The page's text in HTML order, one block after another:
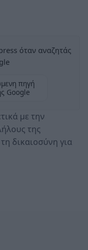
όταν αναζητάς
πηγή
Google
με την
της
δικαιοσύνη για